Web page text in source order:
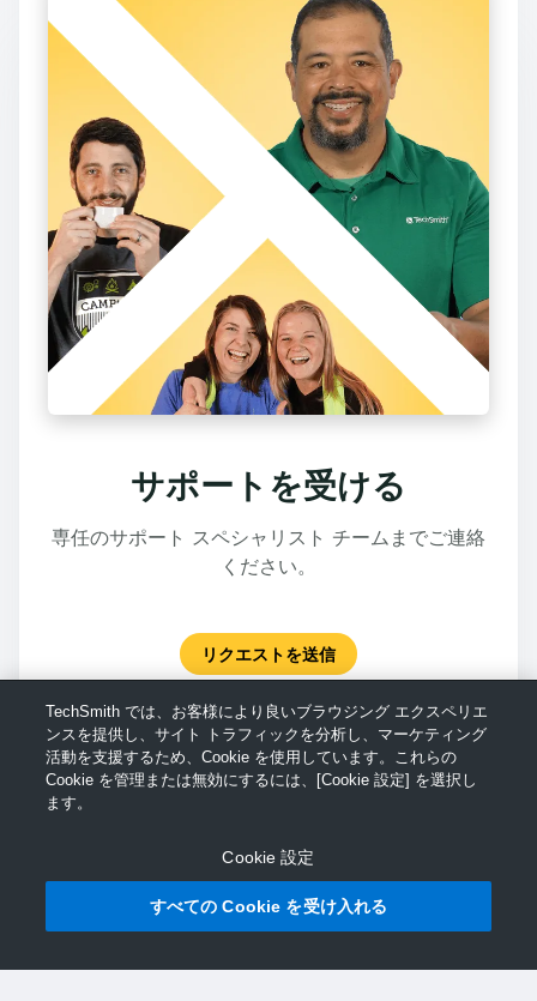
サポートを受ける
専任のサポート スペシャリスト チームまでご連絡
ください。
リクエストを送信
TechSmith では、お客様により良いブラウジング エクスペリエ
ンスを提供し、サイト トラフィックを分析し、マーケティング
活動を支援するため、Cookie を使用しています。これらの
Cookie を管理または無効にするには、[Cookie 設定] を選択し
ます。
Cookie 設定
すべての Cookie を受け入れる